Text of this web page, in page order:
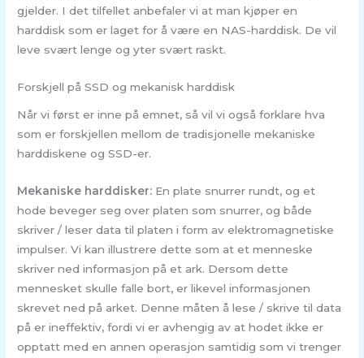
gjelder. I det tilfellet anbefaler vi at man kjøper en
harddisk som er laget for å være en NAS-harddisk. De vil
leve svært lenge og yter svært raskt.
Forskjell på SSD og mekanisk harddisk
Når vi først er inne på emnet, så vil vi også forklare hva
som er forskjellen mellom de tradisjonelle mekaniske
harddiskene og SSD-er.
Mekaniske harddisker: En plate snurrer rundt, og et
hode beveger seg over platen som snurrer, og både
skriver / leser data til platen i form av elektromagnetiske
impulser. Vi kan illustrere dette som at et menneske
skriver ned informasjon på et ark. Dersom dette
mennesket skulle falle bort, er likevel informasjonen
skrevet ned på arket. Denne måten å lese / skrive til data
på er ineffektiv, fordi vi er avhengig av at hodet ikke er
opptatt med en annen operasjon samtidig som vi trenger